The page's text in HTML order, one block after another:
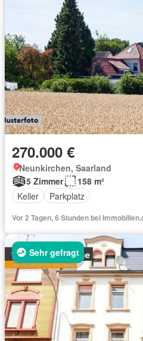
270.000 €
Neunkirchen, Saarland
5 Zimmer
158 m²
Keller
Parkplatz
Sehr gefragt